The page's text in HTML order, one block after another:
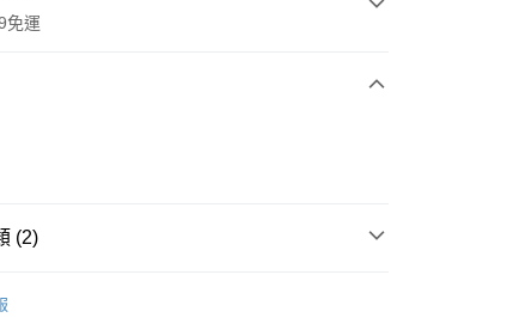
免運
(2)